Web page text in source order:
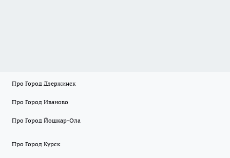
Про Город Дзержинск
Про Город Иваново
Про Город Йошкар-Ола
Про Город Курск